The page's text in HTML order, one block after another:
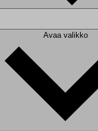
Avaa valikko